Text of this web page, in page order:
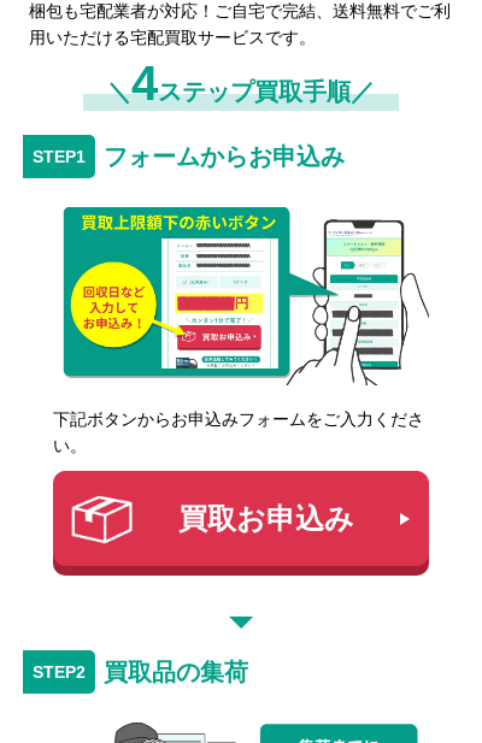
梱包も宅配業者が対応！ご自宅で完結、送料無料でご利
用いただける宅配買取サービスです。
＼4ステップ買取手順／
フォームからお申込み
下記ボタンからお申込みフォームをご入力くださ
い。
買取お申込み
買取品の集荷